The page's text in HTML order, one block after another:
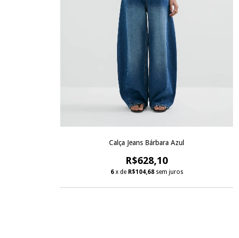
Calça Jeans Bárbara Azul
R$628,10
6 x de R$104,68 sem juros